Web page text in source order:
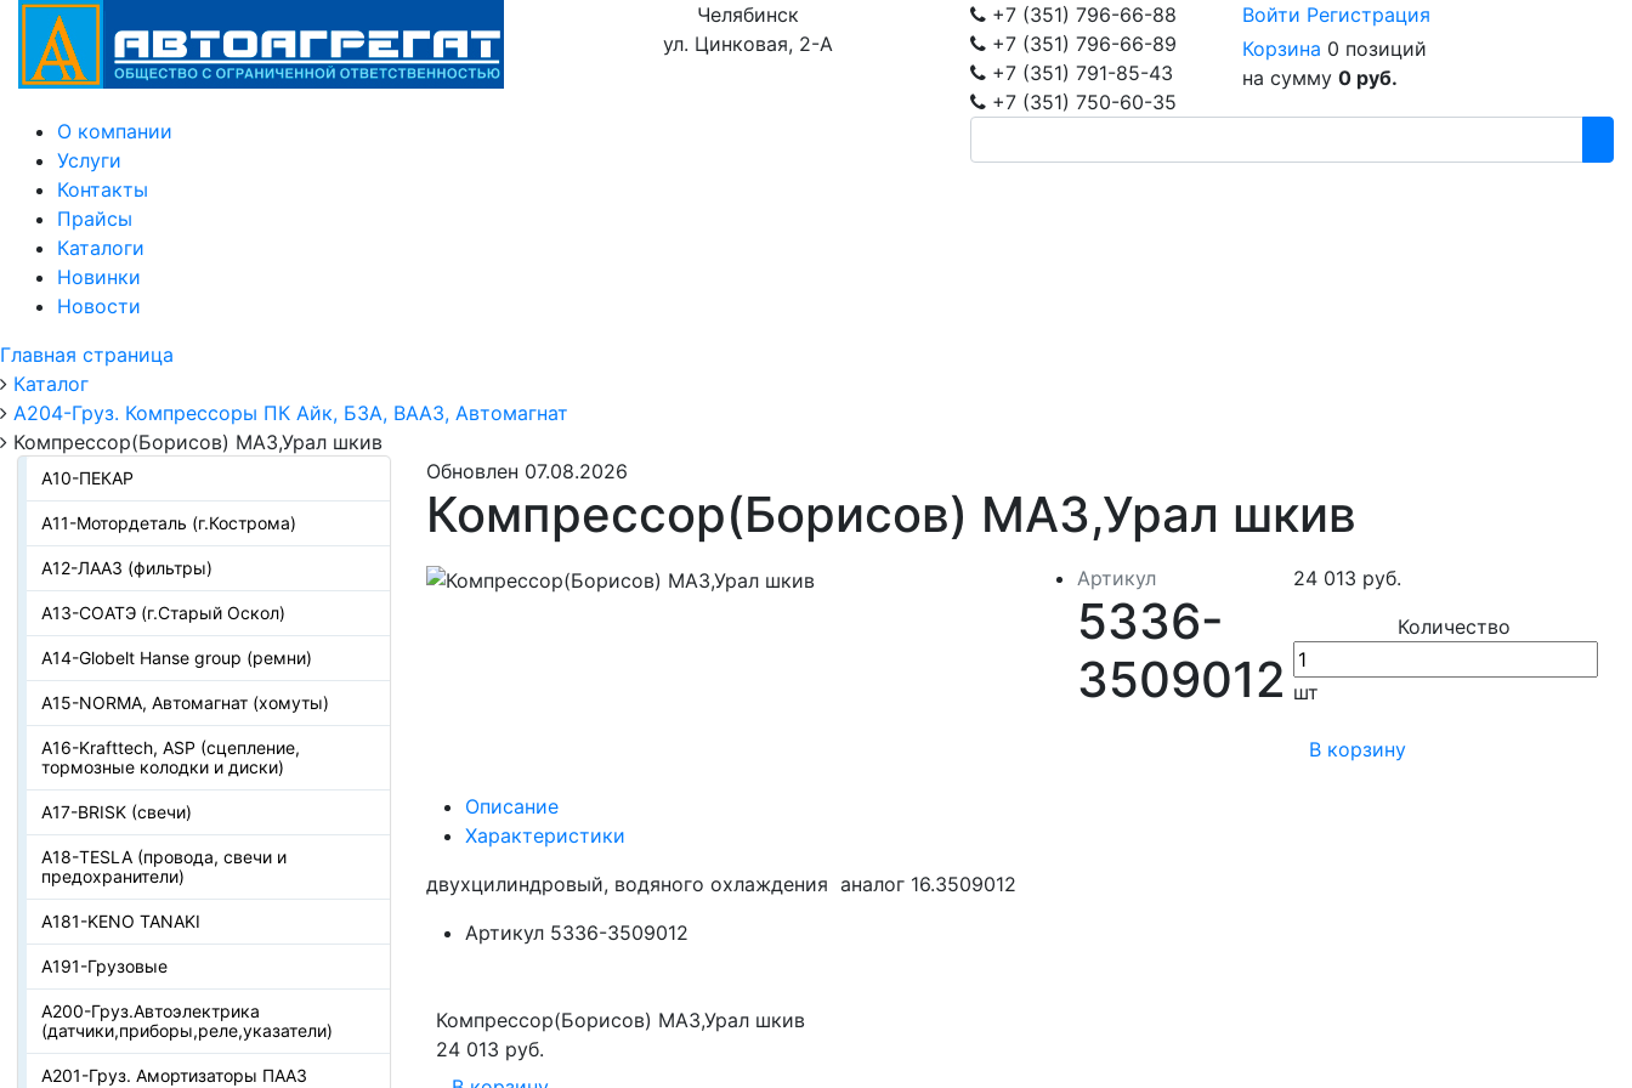
Челябинск
ул. Цинковая, 2-А
+7 (351) 796-66-88
+7 (351) 796-66-89
+7 (351) 791-85-43
+7 (351) 750-60-35
Войти Регистрация
Корзина 0 позиций
на сумму 0 руб.
О компании
Услуги
Контакты
Прайсы
Каталоги
Новинки
Новости
Главная страница
Каталог
А204-Груз. Компрессоры ПК Айк, БЗА, ВААЗ, Автомагнат
Компрессор(Борисов) МАЗ,Урал шкив
А10-ПЕКАР
А11-Мотордеталь (г.Кострома)
А12-ЛААЗ (фильтры)
А13-СОАТЭ (г.Старый Оскол)
А14-Globelt Hanse group (ремни)
А15-NORMA, Автомагнат (хомуты)
А16-Krafttech, ASP (сцепление,
тормозные колодки и диски)
А17-BRISK (свечи)
А18-TESLA (провода, свечи и
предохранители)
А181-KENO TANAKI
А191-Грузовые
А200-Груз.Автоэлектрика
(датчики,приборы,реле,указатели)
А201-Груз. Амортизаторы ПААЗ
Обновлен 07.08.2026
Компрессор(Борисов) МАЗ,Урал шкив
Артикул
5336-
3509012
24 013 руб.
Количество
шт
В корзину
Описание
Характеристики
двухцилиндровый, водяного охлаждения аналог 16.3509012
Артикул 5336-3509012
Компрессор(Борисов) МАЗ,Урал шкив
24 013 руб.